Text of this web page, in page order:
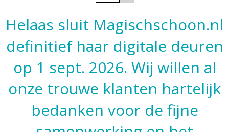
Helaas sluit Magischschoon.nl
definitief haar digitale deuren
op 1 sept. 2026. Wij willen al
onze trouwe klanten hartelijk
bedanken voor de fijne